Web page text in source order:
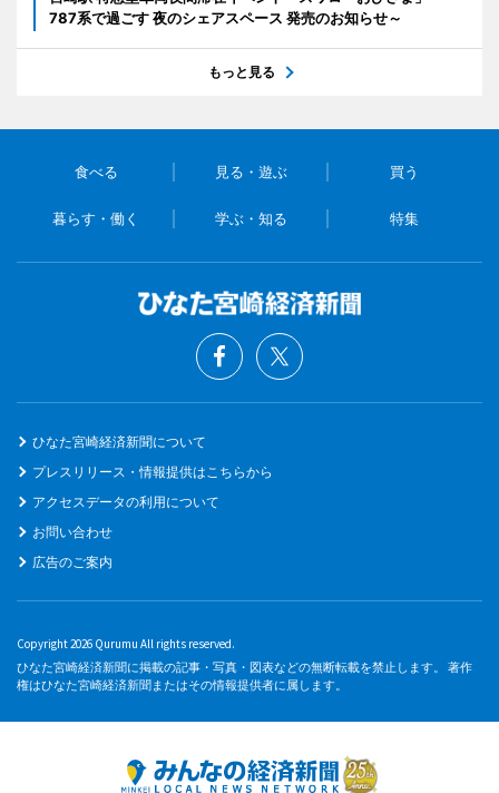
787系で過ごす 夜のシェアスペース 発売のお知らせ～
もっと見る
食べる 見る・遊ぶ 買う
暮らす・働く 学ぶ・知る 特集
ひなた宮崎経済新聞について
プレスリリース・情報提供はこちらから
アクセスデータの利用について
お問い合わせ
広告のご案内
Copyright 2026 Qurumu All rights reserved.
ひなた宮崎経済新聞に掲載の記事・写真・図表などの無断転載を禁止します。 著作
権はひなた宮崎経済新聞またはその情報提供者に属します。